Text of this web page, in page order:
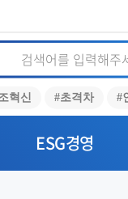
혁신 #초격차 #
ESG경영